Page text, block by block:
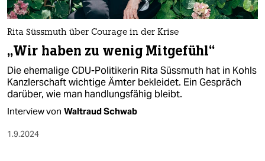
Rita Süssmuth über Courage in der Krise
„Wir haben zu wenig Mitgefühl“
Die ehemalige CDU-Politikerin Rita Süssmuth hat in Kohls
Kanzlerschaft wichtige Ämter bekleidet. Ein Gespräch
darüber, wie man handlungsfähig bleibt.
Interview von Waltraud Schwab
1.9.2024